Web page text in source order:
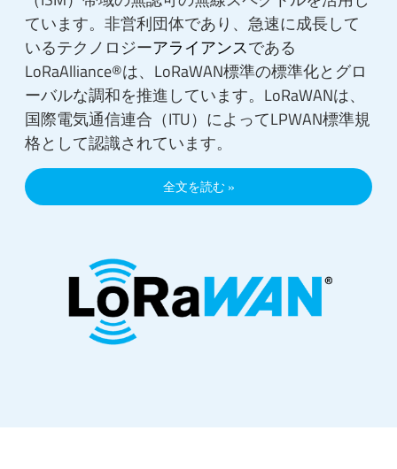
ています。非営利団体であり、急速に成長して
いるテクノロジーアライアンスである
LoRaAlliance®は、LoRaWAN標準の標準化とグロ
ーバルな調和を推進しています。LoRaWANは、
国際電気通信連合（ITU）によってLPWAN標準規
格として認識されています。
全文を読む